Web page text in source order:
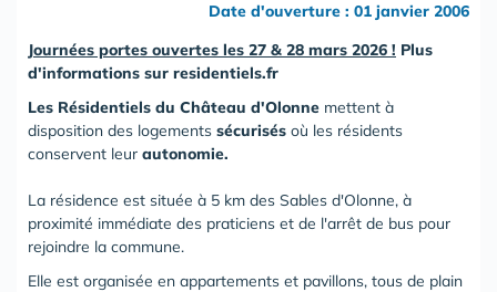
Date d'ouverture : 01 janvier 2006
Journées portes ouvertes les 27 & 28 mars 2026 ! Plus
d'informations sur residentiels.fr
Les Résidentiels du Château d'Olonne mettent à
disposition des logements sécurisés où les résidents
conservent leur autonomie.
La résidence est située à 5 km des Sables d'Olonne, à
proximité immédiate des praticiens et de l'arrêt de bus pour
rejoindre la commune.
Elle est organisée en appartements et pavillons, tous de plain